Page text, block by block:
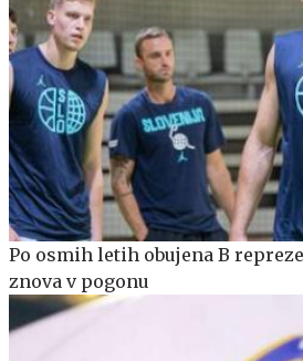
Po osmih letih obujena B
znova v pogonu